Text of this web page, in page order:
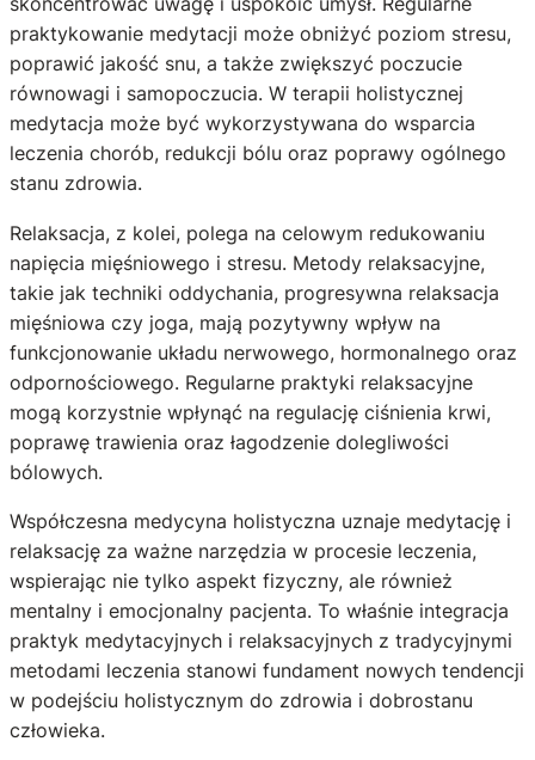
praktykowanie medytacji może obniżyć poziom stresu,
poprawić jakość snu, a także zwiększyć poczucie
równowagi i samopoczucia. W terapii holistycznej
medytacja może być wykorzystywana do wsparcia
leczenia chorób, redukcji bólu oraz poprawy ogólnego
stanu zdrowia.
Relaksacja, z kolei, polega na celowym redukowaniu
napięcia mięśniowego i stresu. Metody relaksacyjne,
takie jak techniki oddychania, progresywna relaksacja
mięśniowa czy joga, mają pozytywny wpływ na
funkcjonowanie układu nerwowego, hormonalnego oraz
odpornościowego. Regularne praktyki relaksacyjne
mogą korzystnie wpłynąć na regulację ciśnienia krwi,
poprawę trawienia oraz łagodzenie dolegliwości
bólowych.
Współczesna medycyna holistyczna uznaje medytację i
relaksację za ważne narzędzia w procesie leczenia,
wspierając nie tylko aspekt fizyczny, ale również
mentalny i emocjonalny pacjenta. To właśnie integracja
praktyk medytacyjnych i relaksacyjnych z tradycyjnymi
metodami leczenia stanowi fundament nowych tendencji
w podejściu holistycznym do zdrowia i dobrostanu
człowieka.